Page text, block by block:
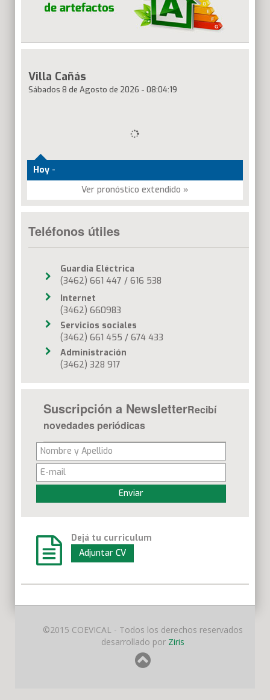
Villa Cañás
Sábados 8 de Agosto de 2026 - 08:04:20
Hoy -
Ver pronóstico extendido »
Teléfonos útiles
Guardia Eléctrica
(3462) 661 447 / 616 538
Internet
(3462) 660983
Servicios sociales
(3462) 661 455 / 674 433
Administración
(3462) 328 917
Suscripción a NewsletterRecibí
novedades periódicas
Enviar
Dejá tu curriculum
Adjuntar CV
©2015 COEVICAL - Todos los derechos reservados
desarrollado porZiris